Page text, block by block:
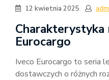
12 kwietnia 2025
Charakterystyka
Eurocargo
Iveco Eurocargo to seria
dostawczych o różnych